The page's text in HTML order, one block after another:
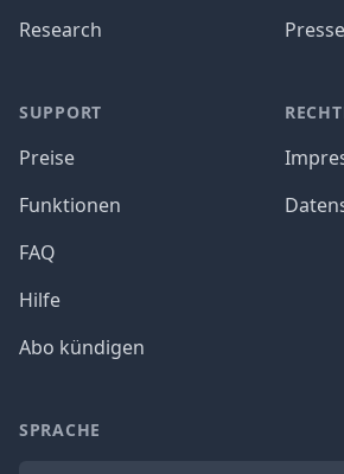
Research
SUPPORT
Preise
Funktionen
FAQ
Hilfe
Abo kündigen
Presse
SPRACHE